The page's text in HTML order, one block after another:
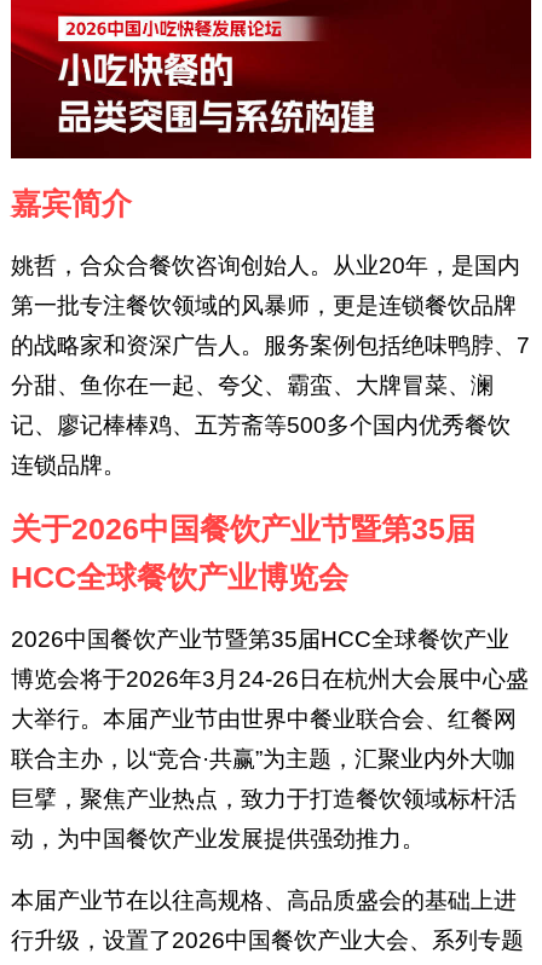
嘉宾简介
姚哲，合众合餐饮咨询创始人。从业20年，是国内
第一批专注餐饮领域的风暴师，更是连锁餐饮品牌
的战略家和资深广告人。服务案例包括绝味鸭脖、7
分甜、鱼你在一起、夸父、霸蛮、大牌冒菜、澜
记、廖记棒棒鸡、五芳斋等500多个国内优秀餐饮
连锁品牌。
关于2026中国餐饮产业节暨第35届
HCC全球餐饮产业博览会
2026中国餐饮产业节暨第35届HCC全球餐饮产业
博览会将于2026年3月24-26日在杭州大会展中心盛
大举行。本届产业节由世界中餐业联合会、红餐网
联合主办，以“竞合·共赢”为主题，汇聚业内外大咖
巨擘，聚焦产业热点，致力于打造餐饮领域标杆活
动，为中国餐饮产业发展提供强劲推力。
本届产业节在以往高规格、高品质盛会的基础上进
行升级，设置了2026中国餐饮产业大会、系列专题